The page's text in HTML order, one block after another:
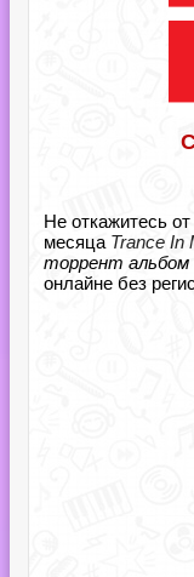
Не откажитесь
месяца Trance In
торрент альбом
онлайне без